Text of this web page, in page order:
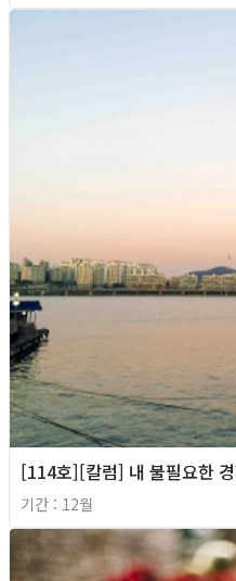
[114호][칼럼] 내 불필요한
기간 : 12월